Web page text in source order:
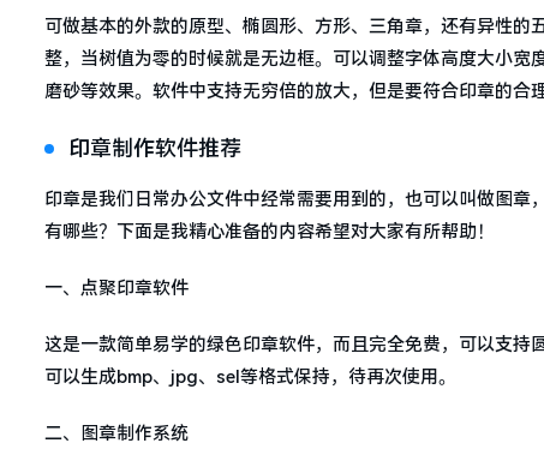
可做基本的外款的原型、椭圆形、方形、三角章，还有异性
整，当树值为零的时候就是无边框。可以调整字体高度大小宽
磨砂等效果。软件中支持无穷倍的放大，但是要符合印章的合理
印章制作软件推荐
印章是我们日常办公文件中经常需要用到的，也可以叫做图
有哪些？下面是我精心准备的内容希望对大家有所帮助！
一、点聚印章软件
这是一款简单易学的绿色印章软件，而且完全免费，可以支
可以生成bmp、jpg、sel等格式保持，待再次使用。
二、图章制作系统